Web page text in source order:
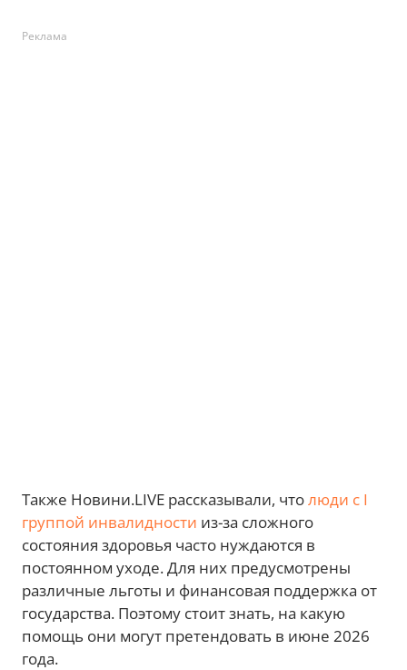
Реклама
Также Новини.LIVE рассказывали, что люди с І
группой инвалидности из-за сложного
состояния здоровья часто нуждаются в
постоянном уходе. Для них предусмотрены
различные льготы и финансовая поддержка от
государства. Поэтому стоит знать, на какую
помощь они могут претендовать в июне 2026
года.